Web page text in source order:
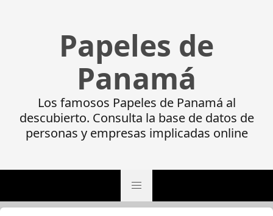
Papeles de
Panamá
Los famosos Papeles de Panamá al
descubierto. Consulta la base de datos de
personas y empresas implicadas online